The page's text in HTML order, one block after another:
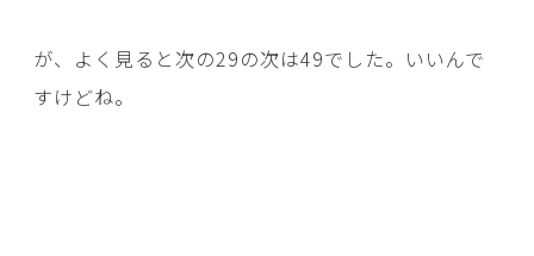
が、よく見ると次の29の次は49でした。いいんで
すけどね。